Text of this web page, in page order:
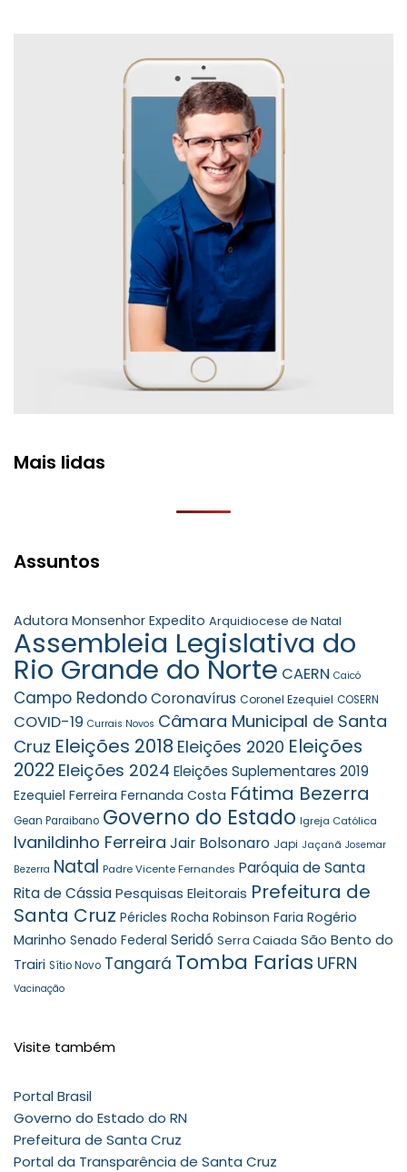
Mais lidas
Assuntos
Adutora Monsenhor Expedito Arquidiocese de Natal
Assembleia Legislativa do
Rio Grande do Norte CAERN Caicó
Campo RedondoCoronavírus Coronel Ezequiel COSERN
COVID-19 Currais Novos Câmara Municipal de Santa
Cruz Eleições 2018 Eleições 2020 Eleições
2022 Eleições 2024 Eleições Suplementares 2019
Ezequiel Ferreira Fernanda Costa Fátima Bezerra
Gean Paraibano Governo do Estado Igreja Católica
Ivanildinho Ferreira Jair Bolsonaro Japi Jaçanã Josemar
Bezerra Natal Padre Vicente Fernandes Paróquia de Santa
Rita de CássiaPesquisas Eleitorais Prefeitura de
Santa Cruz Péricles Rocha Robinson Faria Rogério
Marinho Senado Federal Seridó Serra Caiada São Bento do
Trairi Sítio Novo Tangará Tomba Farias UFRN
Vacinação
Visite também
Portal Brasil
Governo do Estado do RN
Prefeitura de Santa Cruz
Portal da Transparência de Santa Cruz